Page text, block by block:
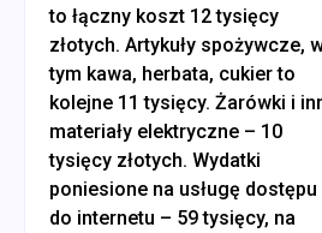
to łączny koszt 12 tysięcy
złotych. Artykuły spożywcze,
tym kawa, herbata, cukier to
kolejne 11 tysięcy. Żarówki i
materiały elektryczne – 10
tysięcy złotych. Wydatki
poniesione na usługę dostępu
do internetu – 59 tysięcy, na